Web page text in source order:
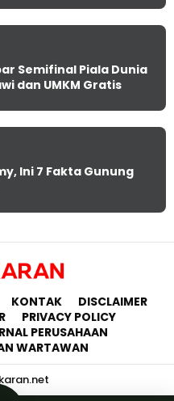
Semifinal Piala Dunia
dan UMKM Gratis
Ini 7 Fakta Gunung
KONTAK
DISCLAIMER
PRIVACY POLICY
PERUSAHAAN
WARTAWAN